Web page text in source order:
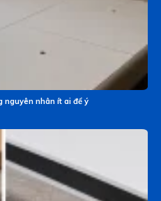
nguyên nhân ít ai để ý